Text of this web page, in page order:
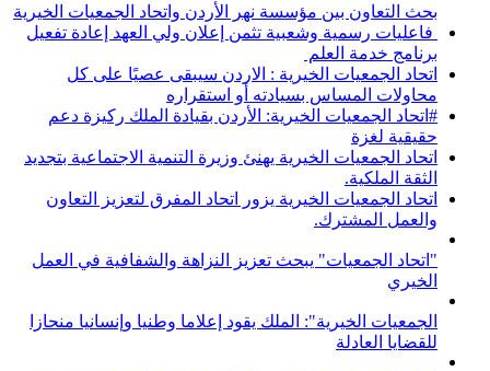
بحث التعاون بين مؤسسة نهر الأردن واتحاد الجمعيات الخيرية
فاعليات رسمية وشعبية تثمن إعلان ولي العهد إعادة تفعيل
برنامج خدمة العلم
اتحاد الجمعيات الخيرية : الاردن سيبقى عصيًا على كل
محاولات المساس بسيادته أو استقراره
#اتحاد الجمعيات الخيرية: الأردن بقيادة الملك ركيزة دعم
حقيقية لغزة
اتحاد الجمعيات الخيرية يهنئ وزيرة التنمية الاجتماعية بتجديد
الثقة الملكية.
اتحاد الجمعيات الخيرية يزور اتحاد المفرق لتعزيز التعاون
والعمل المشترك.
"اتحاد الجمعيات" يبحث تعزيز النزاهة والشفافية في العمل
الخيري
الجمعيات الخيرية": الملك يقود إعلاما وطنيا وإنسانيا منحازا
للقضايا العادلة